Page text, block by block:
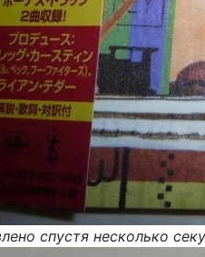
спустя несколько